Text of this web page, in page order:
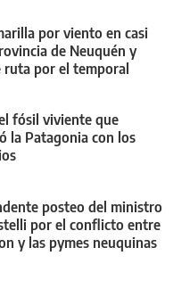
por viento en casi
de Neuquén y
ruta por el temporal
fósil viviente que
la Patagonia con los
posteo del ministro
por el conflicto entre
y las pymes neuquinas